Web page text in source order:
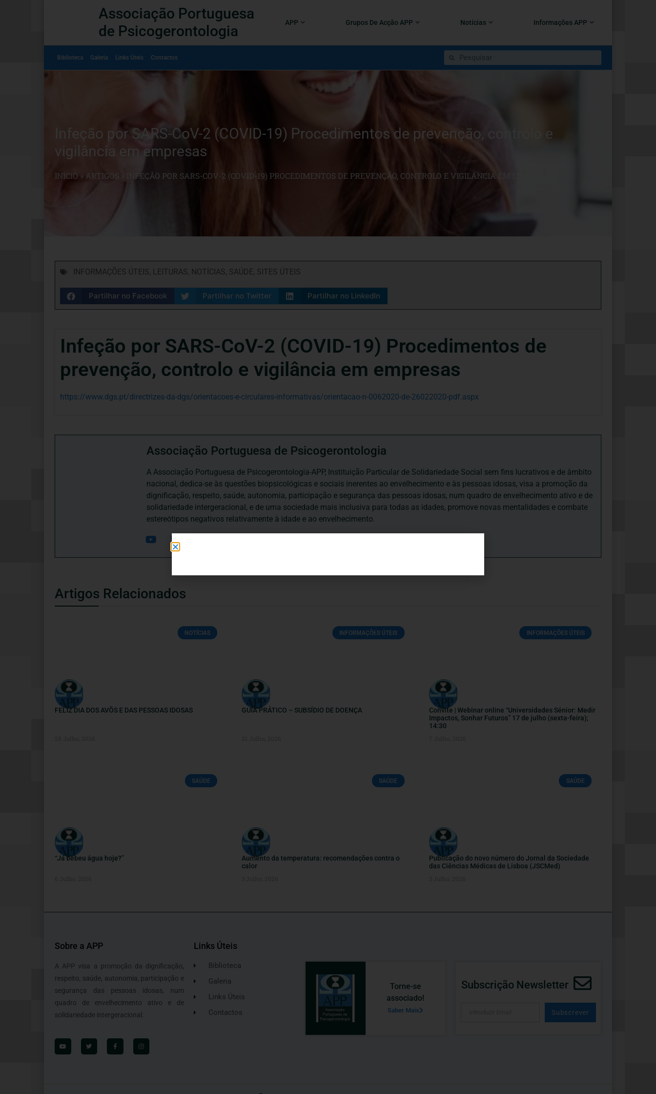
Associação Portuguesa
de Psicogerontologia
APP Grupos De Acção APP Notícias Informações APP
Biblioteca Galeria Links Úteis Contactos
Infeção por SARS-CoV-2 (COVID-19) Procedimentos de prevenção, controlo e
vigilância em empresas
INÍCIO » ARTIGOS INFEÇÃO POR SARS-COV-2 (COVID-19) PROCEDIMENTOS DE PREVENÇÃO, CONTROLO E VIGILÂNCIA EM EMPRESAS
INFORMAÇÕES ÚTEIS, LEITURAS, NOTÍCIAS, SAÚDE, SITES ÚTEIS
Partilhar no Facebook Partilhar no Twitter Partilhar no LinkedIn
Infeção por SARS-CoV-2 (COVID-19) Procedimentos de
prevenção, controlo e vigilância em empresas
https://www.dgs.pt/directrizes-da-dgs/orientacoes-e-circulares-informativas/orientacao-n-0062020-de-26022020-pdf.aspx
Associação Portuguesa de Psicogerontologia
A Associação Portuguesa de Psicogerontologia-APP, Instituição Particular de Solidariedade Social sem fins lucrativos e de âmbito
nacional, dedica-se às questões biopsicológicas e sociais inerentes ao envelhecimento e às pessoas idosas, visa a promoção da
dignificação, respeito, saúde, autonomia, participação e segurança das pessoas idosas, num quadro de envelhecimento ativo e de
solidariedade intergeracional, e de uma sociedade mais inclusiva para todas as idades, promove novas mentalidades e combate
estereótipos negativos relativamente à idade e ao envelhecimento.
Artigos Relacionados
NOTÍCIAS
FELIZ DIA DOS AVÕS E DAS PESSOAS IDOSAS
INFORMAÇÕES ÚTEIS
GUIA PRÁTICO – SUBSÍDIO DE DOENÇA
INFORMAÇÕES ÚTEIS
Convite | Webinar online “Universidades Sénior: Medir
Impactos, Sonhar Futuros” 17 de julho (sexta-feira);
14:30
SAÚDE
“Já bebeu água hoje?”
SAÚDE
Aumento da temperatura: recomendações contra o
calor
SAÚDE
Publicação do novo número do Jornal da Sociedade
das Ciências Médicas de Lisboa (JSCMed)
Sobre a APP
A APP visa a promoção da dignificação,
respeito, saúde, autonomia, participação e
segurança das pessoas idosas, num
quadro de envelhecimento ativo e de
solidariedade intergeracional.
Links Úteis
Biblioteca
Galeria
Links Úteis
Contactos
Torne-se
associado!
Saber Mais
Subscrição Newsletter
Subscrever